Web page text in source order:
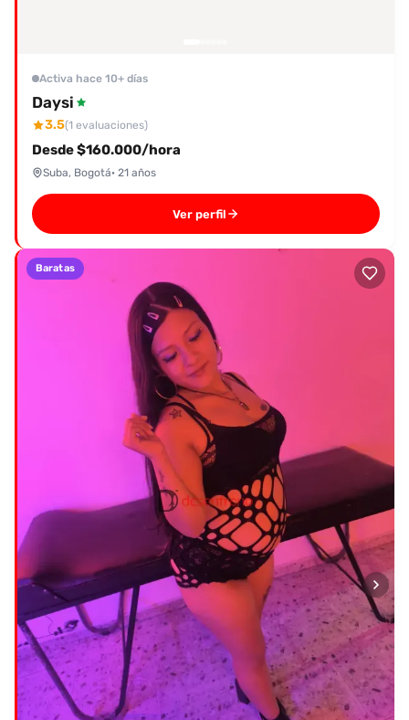
Activa hace 10+ días
Daysi
3.5(1 evaluaciones)
Desde $160.000/hora
Suba, Bogotá· 21 años
Ver perfil
Baratas